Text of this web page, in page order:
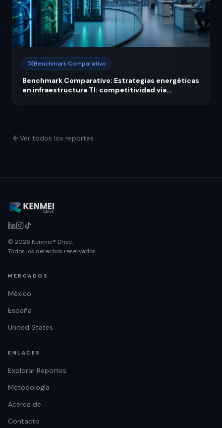
Benchmark Comparativo
Benchmark Comparativo: Estrategias energéticas
en infraestructura TI: competitividad vía
Ver todos los reportes
© 2026 Kenmei® Drive.
Todos los derechos reservados.
MERCADOS
México
España
United States
ENLACES
Explorar Reportes
Metodología
Acerca de
Contacto